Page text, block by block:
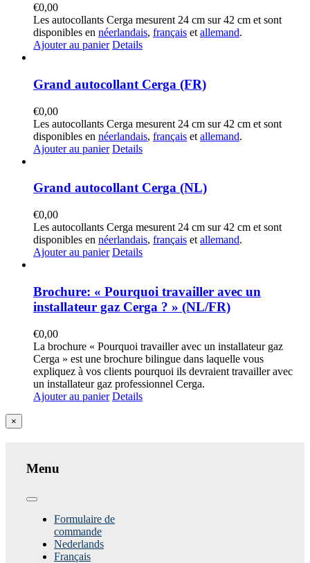
€0,00
Les autocollants Cerga mesurent 24 cm sur 42 cm et sont
disponibles en néerlandais, français et allemand.
Ajouter au panier Details
Grand autocollant Cerga (FR)
€0,00
Les autocollants Cerga mesurent 24 cm sur 42 cm et sont
disponibles en néerlandais, français et allemand.
Ajouter au panier Details
Grand autocollant Cerga (NL)
€0,00
Les autocollants Cerga mesurent 24 cm sur 42 cm et sont
disponibles en néerlandais, français et allemand.
Ajouter au panier Details
Brochure: « Pourquoi travailler avec un
installateur gaz Cerga ? » (NL/FR)
€0,00
La brochure « Pourquoi travailler avec un installateur gaz
Cerga » est une brochure bilingue dans laquelle vous
expliquez à vos clients pourquoi ils devraient travailler avec
un installateur gaz professionnel Cerga.
Ajouter au panier Details
Close
product
×
Menu
Toggle
NavigationFormulaire de
commande
Nederlands
Français